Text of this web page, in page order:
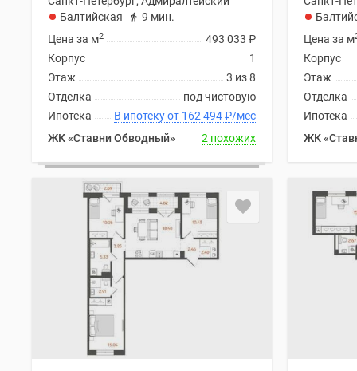
Коттеджные
Коттеджи
ипотека
Балтийская
9 мин.
493 033 ₽
Цена за м2
1
Корпус
3 из 8
Этаж
под чистовую
Отделка
В ипотеку от 162 494₽/мес
Ипотека
ЖК «Ставни Обводный»
2 похожих
Цена за м
Корпус
Этаж
Отделка
Ипотека
ЖК